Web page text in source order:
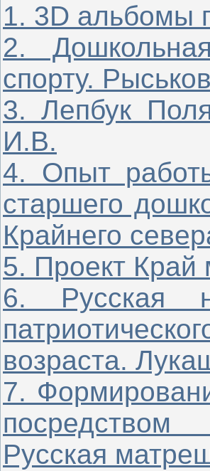
1. 3D альбомы
2.
спорту.
3. Лепбук
И.В.
4. Опыт
старшего
Крайнего
5. Проект Край
6. Русская
возраста.
7.
посредством
Русская